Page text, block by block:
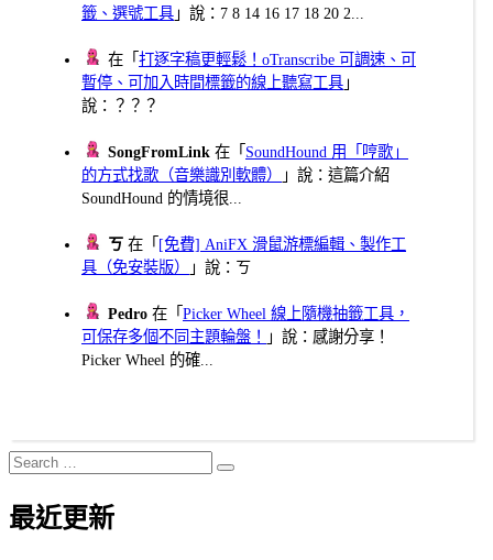
籤、選號工具 」說：7 8 14 16 17 18 20 2...
在「打逐字稿更輕鬆！oTranscribe 可調速、可
暫停、可加入時間標籤的線上聽寫工具 」
說：？？？
SongFromLink 在「 SoundHound 用「哼歌」
的方式找歌（音樂識別軟體）
」說：這篇介紹
SoundHound 的情境很...
ㄎ 在「 [免費] AniFX 滑鼠游標編輯、製作工
具（免安裝版）
」說：ㄎ
Pedro 在「Picker Wheel 線上隨機抽籤工具，
可保存多個不同主題輪盤！
」說：感謝分享！
Picker Wheel 的確...
Search
for:
Search
最近更新